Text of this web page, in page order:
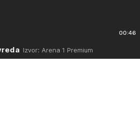
00:46
Izvor: Arena 1 Premium